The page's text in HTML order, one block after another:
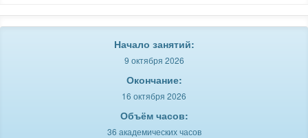
Начало занятий:
9 октября 2026
Окончание:
16 октября 2026
Объём часов:
36 академических часов